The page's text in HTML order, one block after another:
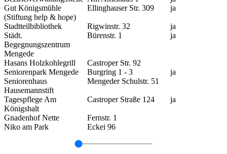
Gut Königsmühle
(Stiftung help & hope)
Ellinghauser Str. 309 ja
Stadtteilbibliothek Rigwinstr. 32
ja
Städt.
Begegnungszentrum
Mengede
Bürenstr. 1 ja
Hasans Holzkohlegrill
Castroper Str. 92
Seniorenpark Mengede
Burgring 1 - 3
ja
Seniorenhaus
Hausemannstift
Mengeder Schulstr. 51
Tagespflege Am
Königshalt
Castroper Straße 124 ja
Gnadenhof Nette
Fernstr. 1
Niko am Park
Eckei 96